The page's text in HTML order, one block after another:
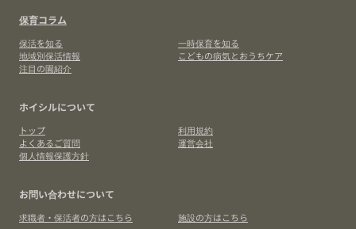
保育コラム
保活を知る
一時保育を知る
地域別保活情報
こどもの病気とおうちケア
注目の園紹介
ホイシルについて
トップ
利用規約
よくあるご質問
運営会社
個人情報保護方針
お問い合わせについて
求職者・保活者の方はこちら 施設の方はこちら